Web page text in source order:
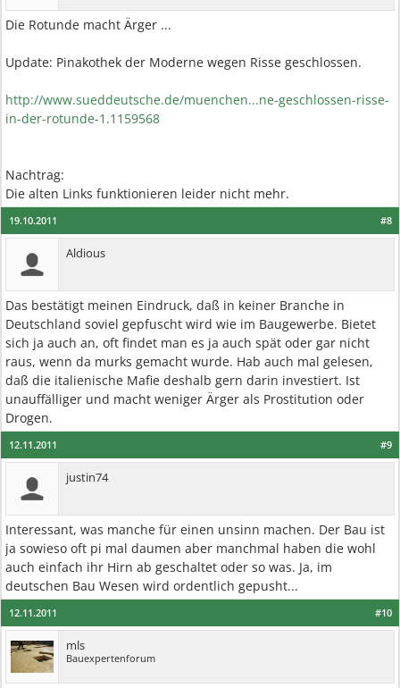
Die Rotunde macht Ärger ...
Update: Pinakothek der Moderne wegen Risse geschlossen.
http://www.sueddeutsche.de/muenchen...ne-geschlossen-risse-
in-der-rotunde-1.1159568
Nachtrag:
Die alten Links funktionieren leider nicht mehr.
#8
19.10.2011
Aldious
Das bestätigt meinen Eindruck, daß in keiner Branche in
Deutschland soviel gepfuscht wird wie im Baugewerbe. Bietet
sich ja auch an, oft findet man es ja auch spät oder gar nicht
raus, wenn da murks gemacht wurde. Hab auch mal gelesen,
daß die italienische Mafie deshalb gern darin investiert. Ist
unauffälliger und macht weniger Ärger als Prostitution oder
Drogen.
#9
12.11.2011
justin74
Interessant, was manche für einen unsinn machen. Der Bau ist
ja sowieso oft pi mal daumen aber manchmal haben die wohl
auch einfach ihr Hirn ab geschaltet oder so was. Ja, im
deutschen Bau Wesen wird ordentlich gepusht...
#10
12.11.2011
mls
Bauexpertenforum